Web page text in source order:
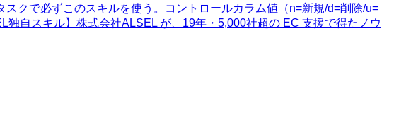
クで必ずこのスキルを使う。コントロールカラム値（n=新規/d=削除/u=
自スキル】株式会社ALSEL が、19年・5,000社超の EC 支援で得たノウ